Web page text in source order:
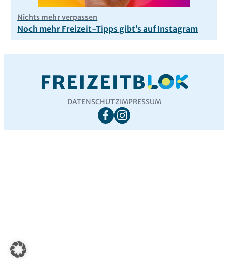
Nichts mehr verpassen
Noch mehr Freizeit-Tipps gibt’s auf Instagram
DATENSCHUTZIMPRESSUM